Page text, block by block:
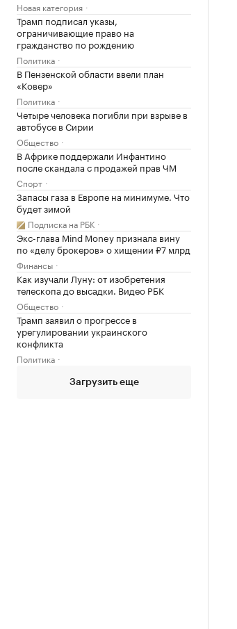
Новая категория
Трамп подписал указы,
ограничивающие право на
гражданство по рождению
Политика
В Пензенской области ввели план
«Ковер»
Политика
Четыре человека погибли при взрыве в
автобусе в Сирии
Общество
В Африке поддержали Инфантино
после скандала с продажей прав ЧМ
Спорт
Запасы газа в Европе на минимуме. Что
будет зимой
Подписка на РБК
Экс-глава Mind Money признала вину
по «делу брокеров» о хищении ₽7 млрд
Финансы
Как изучали Луну: от изобретения
телескопа до высадки. Видео РБК
Общество
Трамп заявил о прогрессе в
урегулировании украинского
конфликта
Политика
Загрузить еще